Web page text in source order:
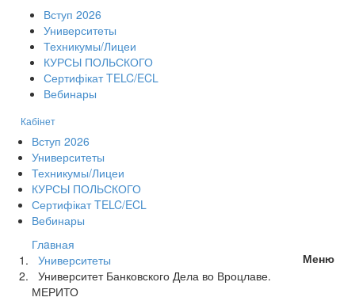
Вступ 2026
Университеты
Техникумы/Лицеи
КУРСЫ ПОЛЬСКОГО
Сертифікат TELC/ECL
Вебинары
Кабінет
Вступ 2026
Университеты
Техникумы/Лицеи
КУРСЫ ПОЛЬСКОГО
Сертифікат TELC/ECL
Вебинары
Меню
Глaвная
Университеты
Университет Банковского Дела во Вроцлаве.
МЕРИТО